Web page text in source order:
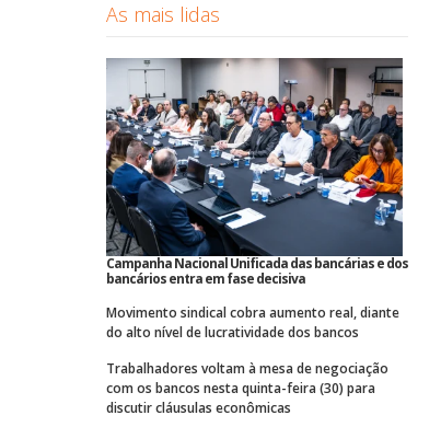
As mais lidas
Campanha Nacional Unificada das bancárias e dos
bancários entra em fase decisiva
Movimento sindical cobra aumento real, diante
do alto nível de lucratividade dos bancos
Trabalhadores voltam à mesa de negociação
com os bancos nesta quinta-feira (30) para
discutir cláusulas econômicas